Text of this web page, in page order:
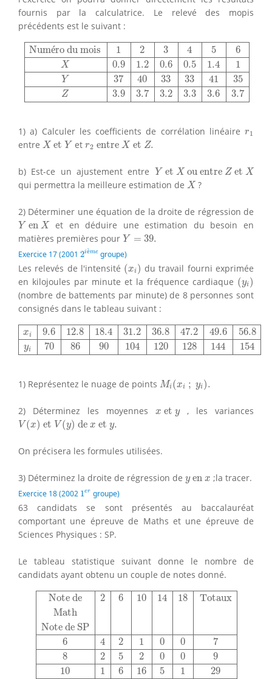
fournis par la calculatrice. Le relevé des mopis
précédents est le suivant :
Numéro du mois 1 2 3 4 5 6
X 0.9 1.2 0.6 0.5 1.4 1
Y 37 40 33 33 41 35
Z 3.9 3.7 3.2 3.3 3.6 3.7
Numéro du mois123456X0.91.20.60.51.41Y3740
1) a) Calculer les coefficients de corrélation linéairer1
r1
entre X et Y
Xet Y etr2 entre X et Z.
r entreX etZ
b) Est-ce un ajustement entre Y et X ou entre Z et X
Yet Xou entreZ etX
qui permettra la meilleure estimation de X
X ?
2) Déterminer une équation de la droite de régression de
Y en X
Yen Xet en déduire une estimation du besoin en
matières premières pour Y = 39.
Y= 39.
Exercice 17 (2001 2ième
2ièm e
groupe)
Les relevés de l'intensité (xi)
(xi ) du travail fourni exprimée
en kilojoules par minute et la fréquence cardiaque (yi)
(yi )
(nombre de battements par minute) de 8 personnes sont
consignés dans le tableau suivant :
xi 9.6 12.8 18.4 31.2 36.8 47.2 49.6 56.8
yi 70 86 90 104 120 128 144 154
xi9.612.818.431.236.847.249.656.8yi708690104120
1) Représentez le nuage de points Mi(xi ; yi).
Mi (xi y ).
2) Déterminez les moyennes x et y
xety, les variances
V (x) et V (y) de x et y.
V(x)etV(y)dex ety.
On précisera les formules utilisées.
3) Déterminez la droite de régression de y en x
yenx ;la tracer.
Exercice 18 (2002 1er
1er groupe)
63 candidats se sont présentés au baccalauréat
comportant une épreuve de Maths et une épreuve de
Sciences Physiques : SP.
Le tableau statistique suivant donne le nombre de
candidats ayant obtenu un couple de notes donné.
Note de 2 6 10 14 18
Totaux
Math
Note de SP
6
4 2 1 0 0
7
8
2 5 2 0 0
9
10
1 6 16 5 1
29
Note de26101418TotauxMathNote de SP6